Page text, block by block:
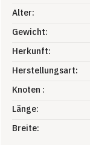
Alter:
Gewicht:
Herkunft:
Herstellungsart:
Knoten :
Länge:
Breite: